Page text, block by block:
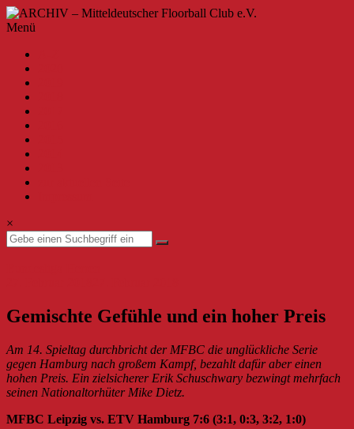
Zum
Inhalt
ARCHIV
Mitteldeutscher
Floorball
Club
e.V.
Willkommen
beim
MFBC
Archiv.
Hier
findest
du
2019/2020.
Menü
×
Gemischte Gefühle und ein hoher Preis
Am 14. Spieltag durchbricht der MFBC die unglückliche Serie
gegen Hamburg nach großem Kampf, bezahlt dafür aber einen
hohen Preis. Ein zielsicherer Erik Schuschwary bezwingt mehrfach
seinen Nationaltorhüter Mike Dietz.
MFBC Leipzig vs. ETV Hamburg 7:6 (3:1, 0:3, 3:2, 1:0)